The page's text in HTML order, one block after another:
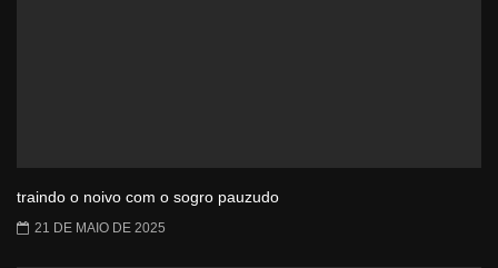
traindo o noivo com o sogro pauzudo
21 DE MAIO DE 2025